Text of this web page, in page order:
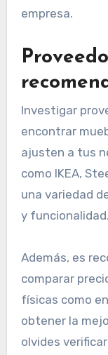
empresa.
Investigar
encontrar
ajusten a tus
como IKEA,
una variedad
y funcionalidad.
Además, es
comparar
físicas como
obtener la
olvides